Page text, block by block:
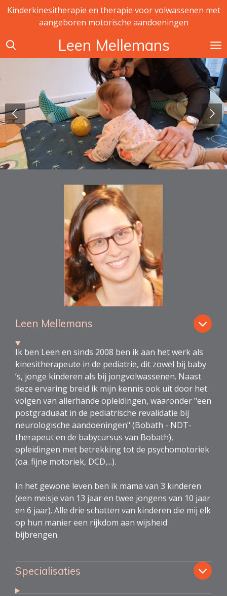
Ga
de
hoofdinhoud
Leen Mellemans
Kinderkinesitherapie en therapie voor volwassenen met
aangeboren motorische aandoeningen
Leen Mellemans
Ik ben Leen en sinds 2008 ben ik aan het werk als
kinesitherapeute in de pediatrie, dit zowel bij baby
’s, jonge kinderen als bij jongvolwassenen. Naast
deze ervaring breid ik mijn kennis ook uit door het
volgen van allerhande opleidingen, waaronder "een
postgraduaat in de pediatrische revalidatie bij
neurologische aandoeningen" (Bobath - NDT-
therapeut en de babycursus van Bobath),
opleidingen met betrekking tot de psychomotoriek
(oa. fijne motoriek, DCD,...).
In het gewone leven ben ik mama van 3 kinderen
(een meisje van 13 jaar en twee jongens van 10 jaar
en 6 jaar). Alle drie schatten van kinderen die mij elk
op hun manier een rijkdom aan wijsheid
bijbrengen.
Specialisaties